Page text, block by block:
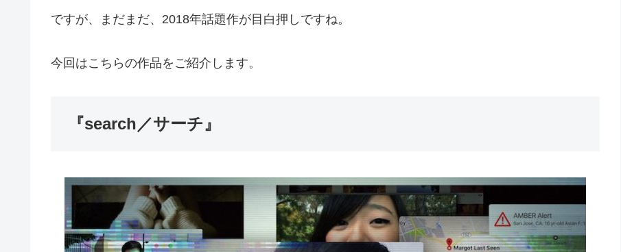
ですが、まだまだ、2018年話題作が目白押しですね。
今回はこちらの作品をご紹介します。
『search／サーチ』